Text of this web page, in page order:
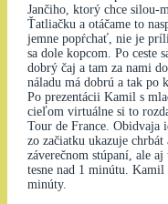
Jančiho, ktorý chce silou-
Ťatliačku a otáčame to
jemne popŕchať, nie je
sa dole kopcom. Po ceste
dobrý čaj a tam za nami
náladu má dobrú a tak po
Po prezentácii Kamil s
cieľom virtuálne si to
Tour de France. Obidvaja
zo začiatku ukazuje
záverečnom stúpaní, ale
tesne nad 1 minútu.
minúty.